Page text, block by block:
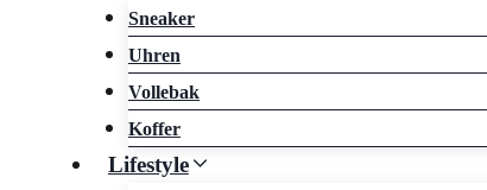
Sneaker
Uhren
Vollebak
Koffer
Lifestyle